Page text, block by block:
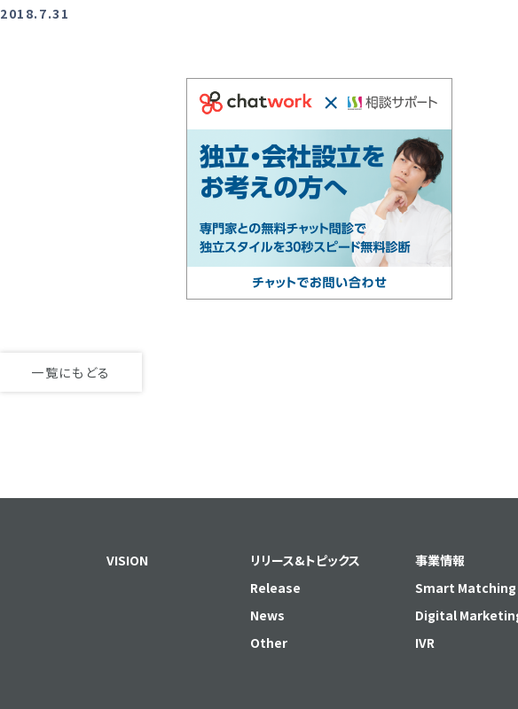
2018.7.31
一覧にもどる
VISION
リリース&トピックス
Release
News
Other
事業情報
Smart Matching
Digital
IVR